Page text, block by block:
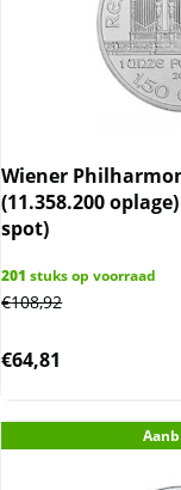
Wiener
(11.358.200
spot)
201 stuks op voorraad
€108,92
€64,81